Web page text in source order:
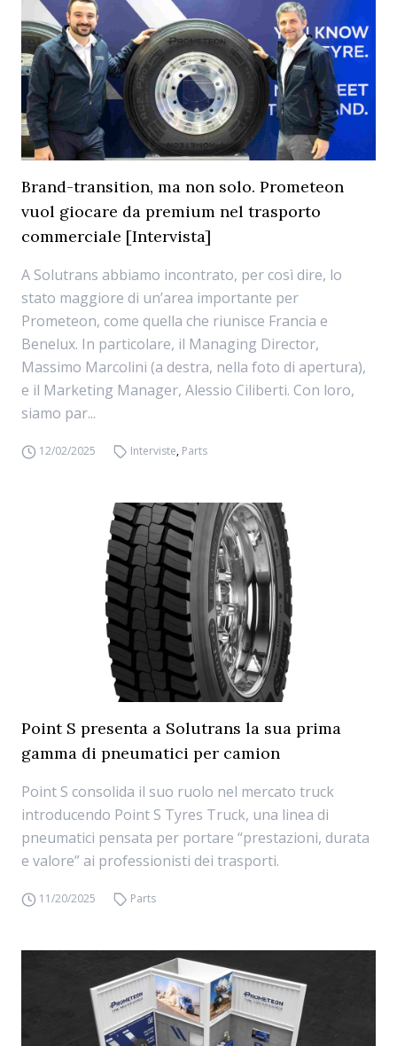
Brand-transition, ma non solo. Prometeon
vuol giocare da premium nel trasporto
commerciale [Intervista]
A Solutrans abbiamo incontrato, per così dire, lo
stato maggiore di un’area importante per
Prometeon, come quella che riunisce Francia e
Benelux. In particolare, il Managing Director,
Massimo Marcolini (a destra, nella foto di apertura),
e il Marketing Manager, Alessio Ciliberti. Con loro,
siamo par...
12/02/2025 Interviste, Parts
Point S presenta a Solutrans la sua prima
gamma di pneumatici per camion
Point S consolida il suo ruolo nel mercato truck
introducendo Point S Tyres Truck, una linea di
pneumatici pensata per portare “prestazioni, durata
e valore” ai professionisti dei trasporti.
11/20/2025 Parts